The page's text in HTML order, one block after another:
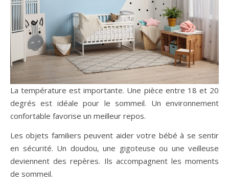
La température est importante. Une pièce entre 18 et 20
degrés est idéale pour le sommeil. Un environnement
confortable favorise un meilleur repos.
Les objets familiers peuvent aider votre bébé à se sentir
en sécurité. Un doudou, une gigoteuse ou une veilleuse
deviennent des repères. Ils accompagnent les moments
de sommeil.